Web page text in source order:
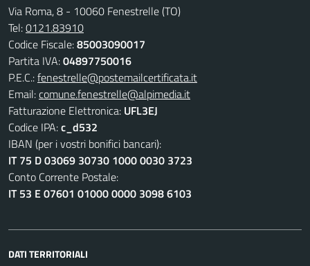
Via Roma, 8 - 10060 Fenestrelle (TO)
Tel:0121.83910
Codice Fiscale:85003090017
Partita IVA:04897750016
P.E.C.:fenestrelle@postemailcertificata.it
Email:comune.fenestrelle@alpimedia.it
Fatturazione Elettronica: UFL3EJ
Codice IPA:c_d532
IBAN (per i vostri bonifici bancari):
IT 75 D 03069 30730 1000 0030 3723
Conto Corrente Postale:
IT 53 E 07601 01000 0000 3098 6103
DATI TERRITORIALI